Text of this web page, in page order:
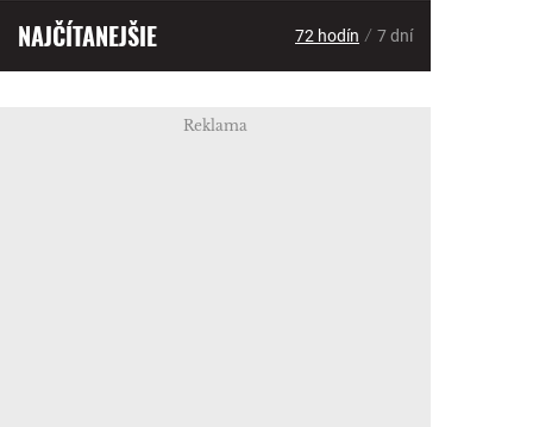
NAJČÍTANEJŠIE 72 hodín / 7 dní
Reklama